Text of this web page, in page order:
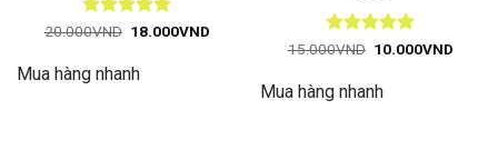
Được xếp
sao
20.000VND Giá
20.000VND.
18.000VND
18.000VND.
Mua hàng nhanh
Được xếp
sao
15.000VND Giá
15.000VND.
10.000VND
Mua hàng nhanh